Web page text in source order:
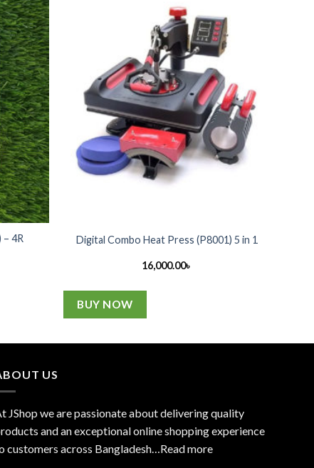
– 4R
Digital Combo Heat Press (P8001) 5 in 1
16,000.00৳
BUY NOW
US
JShop we are passionate about delivering quality
and an exceptional online shopping experience
customers across Bangladesh…Read more